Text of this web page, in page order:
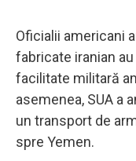
Oficialii americani
fabricate iranian
facilitate militară
asemenea, SUA a
un transport de
spre Yemen.